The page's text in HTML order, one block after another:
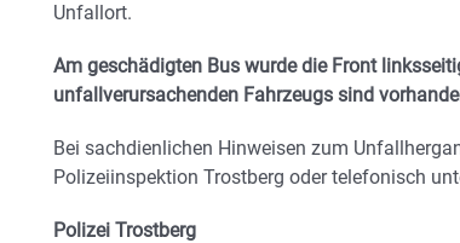
Unfallort.
Am geschädigten Bus wurde die Front
unfallverursachenden Fahrzeugs sind
Bei sachdienlichen Hinweisen zum
Polizeiinspektion Trostberg oder telefonisch
Polizei Trostberg